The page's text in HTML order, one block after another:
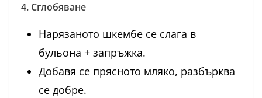
4. Сглобяване
Нарязаното шкембе се слага в
бульона + запръжка.
Добавя се прясното мляко, разбърква
се добре.